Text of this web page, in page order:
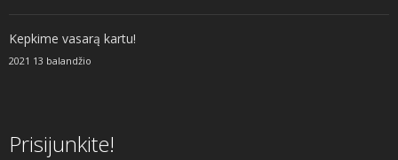
Kepkime vasarą kartu!
2021 13 balandžio
Prisijunkite!